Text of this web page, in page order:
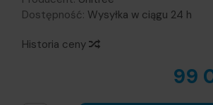
Dostępność: Wysyłka w ciągu 24 h
Historia ceny
99